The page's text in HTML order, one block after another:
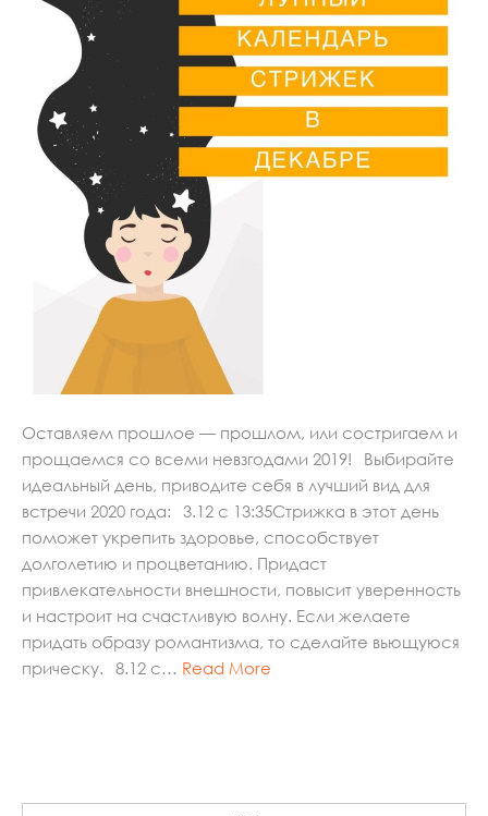
Оставляем прошлое — прошлом, или состригаем и
прощаемся со всеми невзгодами 2019!⠀Выбирайте
идеальный день, приводите себя в лучший вид для
встречи 2020 года:⠀3.12 с 13:35Стрижка в этот день
поможет укрепить здоровье, способствует
долголетию и процветанию. Придаст
привлекательности внешности, повысит уверенность
и настроит на счастливую волну. Если желаете
придать образу романтизма, то сделайте вьющуюся
прическу.⠀8.12 с… Read More